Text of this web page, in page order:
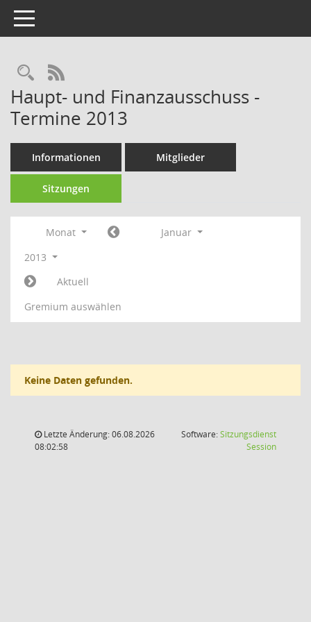
Toggle navigation
Rechercheauswahl
RSS-Feed
Haupt- und Finanzausschuss -
Termine 2013
Informationen Mitglieder
Sitzungen
Monat
Januar
2013
Aktuell
Gremium auswählen
Keine Daten gefunden.
Letzte Änderung: 06.08.2026
08:02:58
Software:Sitzungsdienst
Session(Wird in